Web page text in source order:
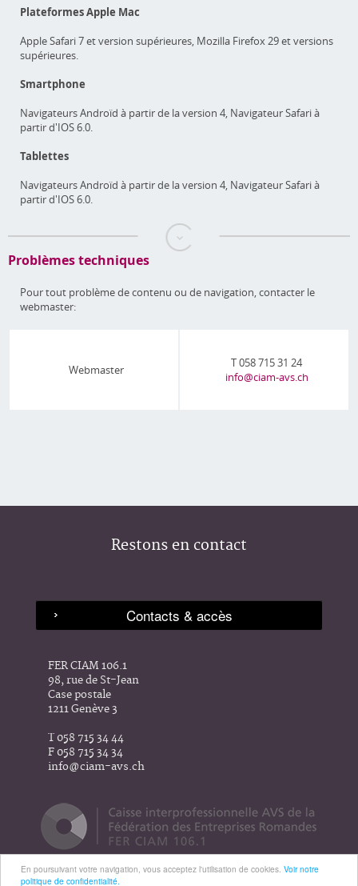
Plateformes Apple Mac
Apple Safari 7 et version supérieures, Mozilla Firefox 29 et versions
supérieures.
Smartphone
Navigateurs Androïd à partir de la version 4, Navigateur Safari à
partir d'IOS 6.0.
Tablettes
Navigateurs Androïd à partir de la version 4, Navigateur Safari à
partir d'IOS 6.0.
Problèmes techniques
Pour tout problème de contenu ou de navigation, contacter le
webmaster:
Webmaster
T 058 715 31 24
info@ciam-avs.ch
Restons en contact
FER CIAM 106.1
98, rue de St-Jean
Case postale
1211 Genève 3
T 058 715 34 44
F 058 715 34 34
info@ciam-avs.ch
En poursuivant votre navigation, vous acceptez l'utilisation de cookies. Voir notre
politique de confidentialité.